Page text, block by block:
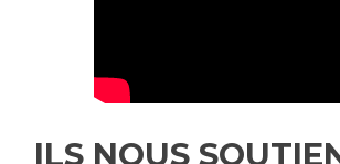
ILS NOUS